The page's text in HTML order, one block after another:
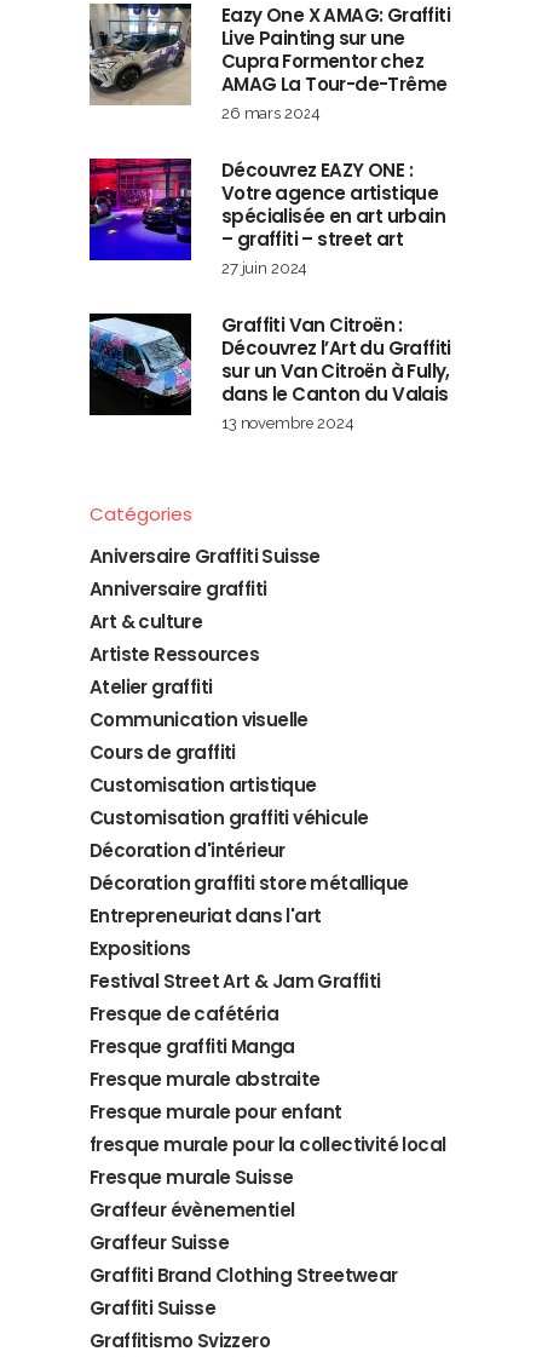
Eazy One X AMAG: Graffiti
Live Painting sur une
Cupra Formentor chez
AMAG La Tour-de-Trême
26 mars 2024
Découvrez EAZY ONE :
Votre agence artistique
spécialisée en art urbain
– graffiti – street art
27 juin 2024
Graffiti Van Citroën :
Découvrez l’Art du Graffiti
sur un Van Citroën à Fully,
dans le Canton du Valais
13 novembre 2024
Catégories
Aniversaire Graffiti Suisse
Anniversaire graffiti
Art & culture
Artiste Ressources
Atelier graffiti
Communication visuelle
Cours de graffiti
Customisation artistique
Customisation graffiti véhicule
Décoration d'intérieur
Décoration graffiti store métallique
Entrepreneuriat dans l'art
Expositions
Festival Street Art & Jam Graffiti
Fresque de cafétéria
Fresque graffiti Manga
Fresque murale abstraite
Fresque murale pour enfant
fresque murale pour la collectivité local
Fresque murale Suisse
Graffeur évènementiel
Graffeur Suisse
Graffiti Brand Clothing Streetwear
Graffiti Suisse
Graffitismo Svizzero